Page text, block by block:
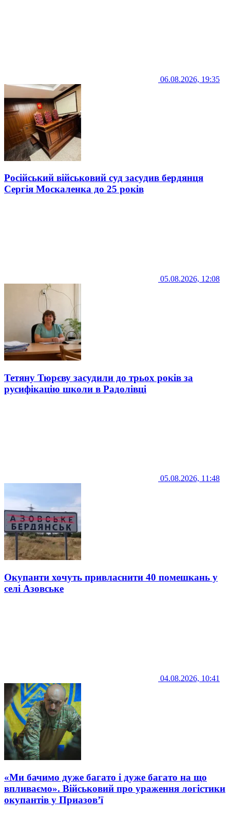
06.08.2026, 19:35
Російський військовий суд засудив бердянця
Сергія Москаленка до 25 років
05.08.2026, 12:08
Тетяну Тюрєву засудили до трьох років за
русифікацію школи в Радолівці
05.08.2026, 11:48
Окупанти хочуть привласнити 40 помешкань у
селі Азовське
04.08.2026, 10:41
«Ми бачимо дуже багато і дуже багато на що
впливаємо». Військовий про ураження логістики
окупантів у Приазов’ї